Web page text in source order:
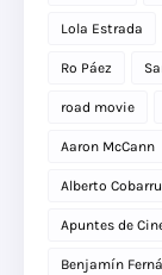
Lola Estrada
Ro Páez
road movie
Aaron McCann
Alberto
Apuntes de
Benjamín